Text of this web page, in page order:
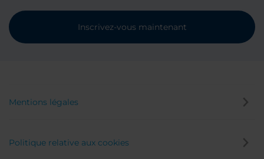
Inscrivez-vous maintenant
Mentions légales
Politique relative aux cookies